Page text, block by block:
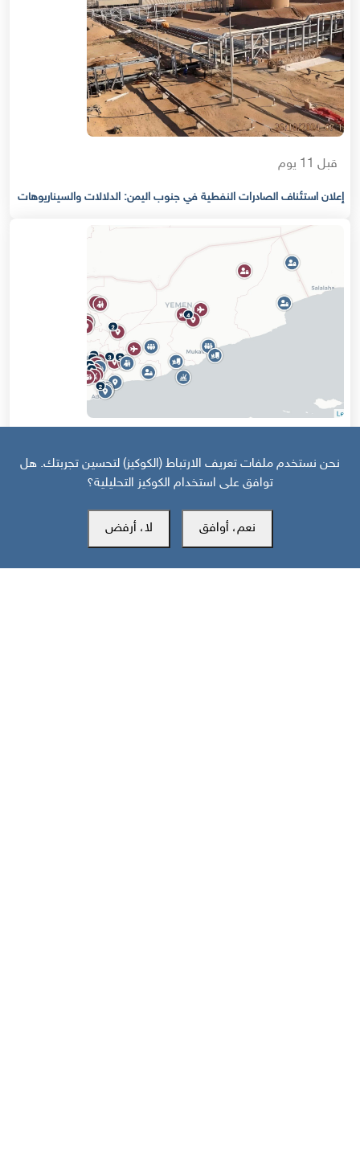
قبل 11 يوم
إعلان استئناف الصادرات النفطية في جنوب اليمن: الدلالات والسيناريوهات
خارطة تفاعلية: تصعيد سعودي حوثي وهجمات على جبهات الجنوب
نحن نستخدم ملفات تعريف الارتباط (الكوكيز) لتحسين تجربتك. هل
توافق على استخدام الكوكيز التحليلية؟
نعم، أوافق لا، أرفض